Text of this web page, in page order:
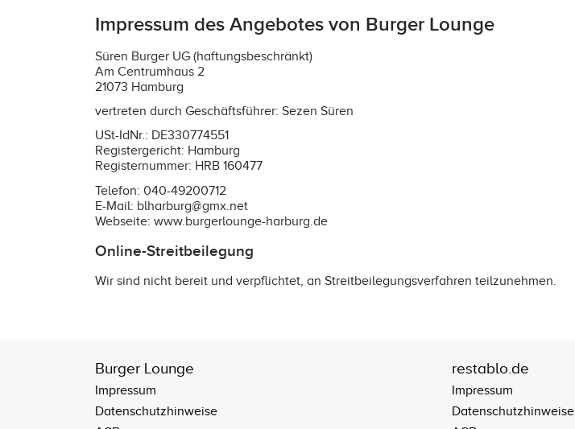
Impressum des Angebotes von Burger Lounge
Süren Burger UG (haftungsbeschränkt)
Am Centrumhaus 2
21073 Hamburg
vertreten durch Geschäftsführer: Sezen Süren
USt-IdNr.: DE330774551
Registergericht: Hamburg
Registernummer: HRB 160477
Telefon: 040-49200712
E-Mail: blharburg@gmx.net
Webseite: www.burgerlounge-harburg.de
Online-Streitbeilegung
Wir sind nicht bereit und verpflichtet, an Streitbeilegungsverfahren teilzunehmen.
Burger Lounge
Impressum
Datenschutzhinweise
restablo.de
Impressum
Datenschutzhinweise